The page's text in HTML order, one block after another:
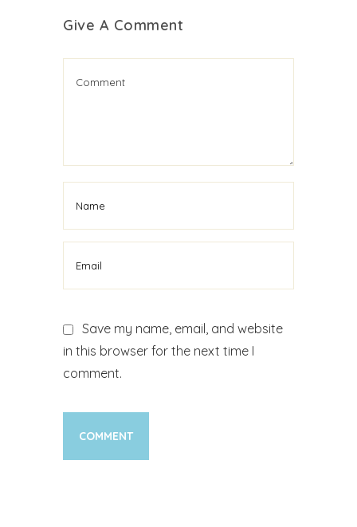
Give A Comment
Save my name, email, and website
in this browser for the next time I
comment.